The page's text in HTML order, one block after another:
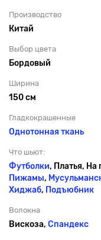
Производство
Китай
Выбор цвета
Бордовый
Ширина
150 см
Гладкокрашенные
Однотонная ткань
Что шьют:
Футболки, Платья, На
Пижамы,
Хиджаб, Подъюбник
Волокна
Вискоза, Спандекс